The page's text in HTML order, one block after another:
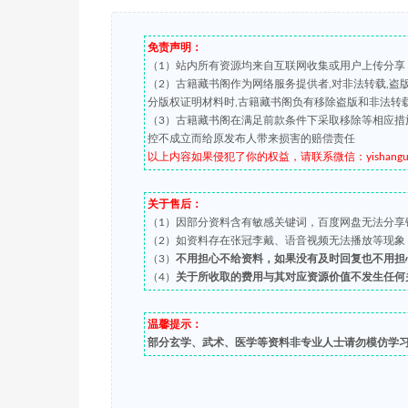
免责声明：
（1）站内所有资源均来自互联网收集或用户上传分
（2）古籍藏书阁作为网络服务提供者,对非法转载,
分版权证明材料时,古籍藏书阁负有移除盗版和非法转
（3）古籍藏书阁在满足前款条件下采取移除等相应
控不成立而给原发布人带来损害的赔偿责任
以上内容如果侵犯了你的权益，请联系微信：
关于售后：
（1）因部分资料含有敏感关键词，百度网盘无法分
（2）如资料存在张冠李戴、语音视频无法播放等现
（3） 不用担心不给资料，如果没有及时回复也不用
（4） 关于所收取的费用与其对应资源价值不发生任
温馨提示：
部分玄学、武术、医学等资料非专业人士请勿模仿学